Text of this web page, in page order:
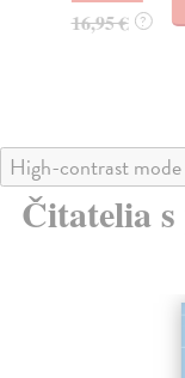
16,95 € ?
High-contrast mode
Čitatelia